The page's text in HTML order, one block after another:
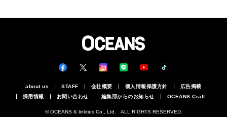
about us STAFF 会社概要 個人情報保護方針
広告掲載
採用情報
お問い合わせ 編集部からのお知らせ OCEANS Craft
© OCEANS & linkties Co., Ltd. ALL RIGHTS RESERVED.